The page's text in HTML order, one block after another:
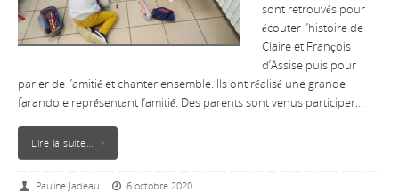
sont retrouvés pour
écouter l’histoire de
Claire et François
d’Assise puis pour
parler de l’amitié et chanter ensemble. Ils ont réalisé une grande
farandole représentant l’amitié. Des parents sont venus participer…
Lire la suite…
Pauline Jadeau 6 octobre 2020